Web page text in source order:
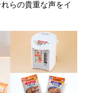
らの貴重な声をイ